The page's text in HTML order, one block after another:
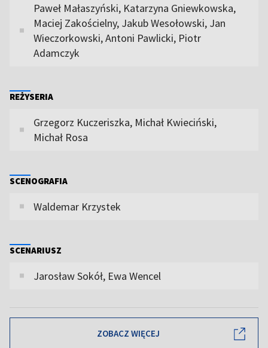
Paweł Małaszyński, Katarzyna Gniewkowska,
Maciej Zakościelny, Jakub Wesołowski, Jan
Wieczorkowski, Antoni Pawlicki, Piotr
Adamczyk
REŻYSERIA
Grzegorz Kuczeriszka, Michał Kwieciński,
Michał Rosa
SCENOGRAFIA
Waldemar Krzystek
SCENARIUSZ
Jarosław Sokół, Ewa Wencel
ZOBACZ WIĘCEJ